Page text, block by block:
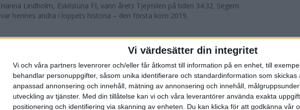
Vi värdesätter din integritet
Vi och våra partners levenrorer och/eller får åtkomst till information på en enhet, till
behandlar personuppgifter, såsom unika identifierare och standardinformation som skickas
anpassad annonsering och innehåll, mätning av annonsering och innehåll,
utveckling av tjänster. Med din tillåtelse kan vi och våra leverantörer använda exakta
positionering och identifiering via skanning av enheten. Du kan klicka för att godkänna vår
Hanna Lindholm, Eskilstuna FI, vann årets Tjejmilen på tiden 34:32. Segern
var hennes andra i loppets historia – den första kom 2019.
Snabbaste segertiden på 12 år i rekordstort adidas
Stockholm Halvmaraton
30 aug 2025
Ett slutsålt och rekordstort adidas Stockholm Halvmaraton avgjordes i
nästintill perfekt löparväder. 18 grader, mulet och väldigt lite vind. Totalt
var 19,866 löpare anmälda, varav 15,807 kom till sta...